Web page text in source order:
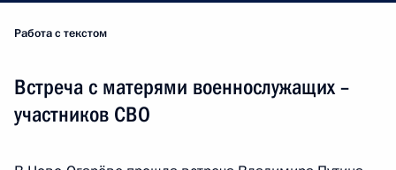
Работа с текстом
Встреча с матерями военнослужащих –
участников СВО